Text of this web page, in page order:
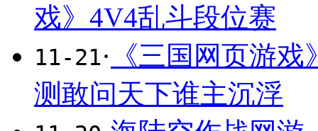
戏》4V4乱斗段位赛
11-21· 《三国网页游
测敢问天下谁主沉浮